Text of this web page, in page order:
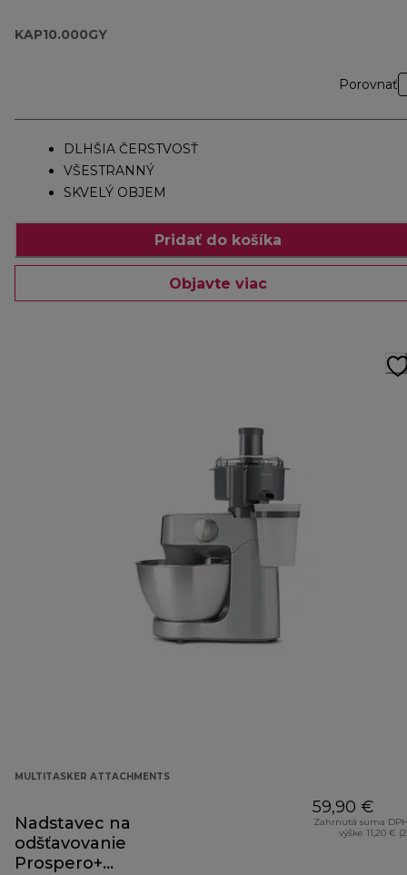
KAP10.000GY
Porovnať
DLHŠIA ČERSTVOSŤ
VŠESTRANNÝ
SKVELÝ OBJEM
Pridať do košíka
Objavte viac
MULTITASKER ATTACHMENTS
Nadstavec na
odšťavovanie
Prospero+
59,90 €
Zahrnutá suma
výške 11,20 €